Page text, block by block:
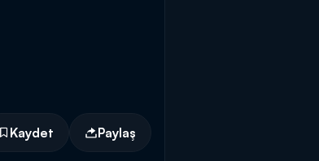
Kaydet Paylaş